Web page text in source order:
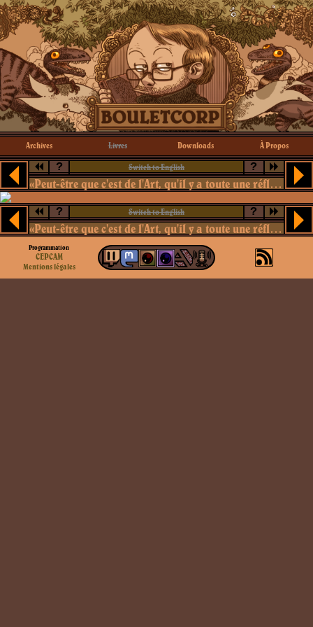
Archives Livres Downloads À Propos
? Switch to English ?
«Peut-être que c'est de l'Art, qu'il y a toute une réflexion derrière.»
? Switch to English ?
«Peut-être que c'est de l'Art, qu'il y a toute une réflexion derrière.»
Programmation
CEPCAM
Mentions légales